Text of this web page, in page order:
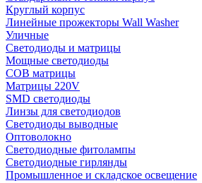
Круглый корпус
Линейные прожекторы Wall Washer
Уличные
Светодиоды и матрицы
Мощные светодиоды
COB матрицы
Матрицы 220V
SMD светодиоды
Линзы для светодиодов
Светодиоды выводные
Оптоволокно
Светодиодные фитолампы
Светодиодные гирлянды
Промышленное и складское освещение